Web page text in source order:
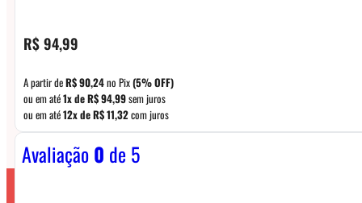
R$94,99
A partir deR$90,24no Pix(5% OFF)
ou em até1x deR$94,99sem juros
ou em até12x deR$11,32com juros
Avaliação0 de 5